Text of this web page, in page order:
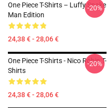
One Piece T-Shirts – Luffy Snake
Man Edition
24,38 € - 28,06 €
-20%
One Piece T-Shirts - Nico Robin T-
Shirts
24,38 € - 28,06 €
-20%